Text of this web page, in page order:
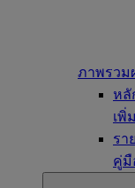
ภาพรว
หลั
เพิ่
รา
คู่